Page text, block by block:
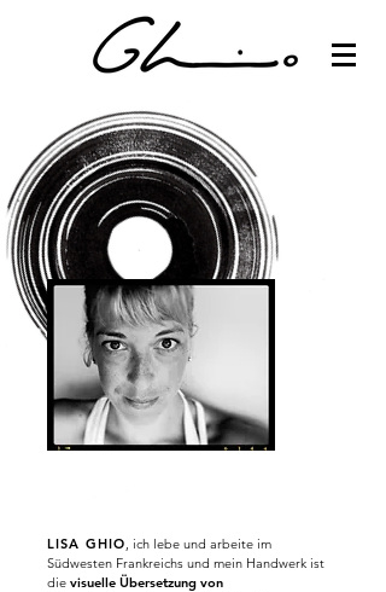
LISA GHIO, ich lebe und arbeite im
Südwesten Frankreichs und mein Handwerk ist
die visuelle Übersetzung von